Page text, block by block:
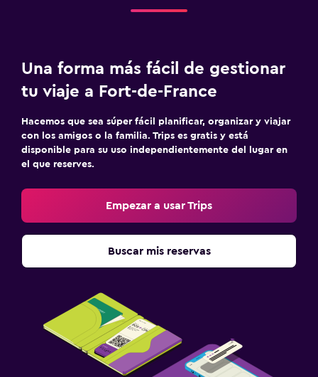
Una forma más fácil de gestionar
tu viaje a Fort-de-France
Hacemos que sea súper fácil planificar, organizar y viajar
con los amigos o la familia. Trips es gratis y está
disponible para su uso independientemente del lugar en
el que reserves.
Empezar a usar Trips
Buscar mis reservas